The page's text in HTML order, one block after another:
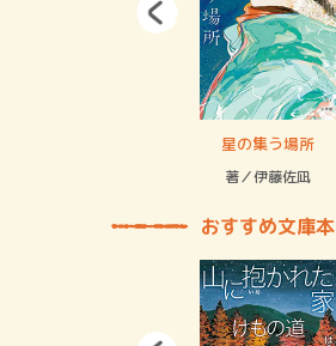
星の集う場所
著／伊藤佐凪
おすすめ文庫本